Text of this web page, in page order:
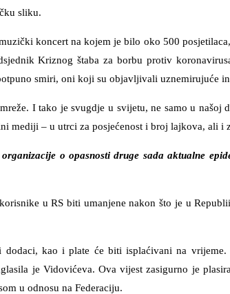
sliku.
koncert na kojem je bilo oko 500
Kriznog štaba za borbu protiv
smiri, oni koji su objavljivali uznemirujuće
I tako je svugdje u svijetu, ne samo u
– u utrci za posjećenost i broj lajkova, ali i
o opasnosti druge sada aktualne
u RS biti umanjene nakon što je u
kao i plate će biti isplaćivani na
je Vidovićeva. Ova vijest zasigurno je
u odnosu na Federaciju.